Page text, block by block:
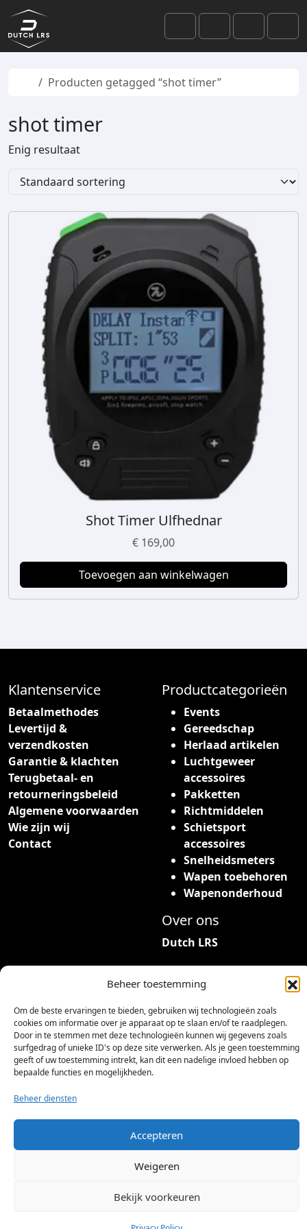
Beheer toestemming
Om de beste ervaringen te bieden, gebruiken wij technologieën zoals
cookies om informatie over je apparaat op te slaan en/of te raadplegen.
Door in te stemmen met deze technologieën kunnen wij gegevens zoals
surfgedrag of unieke ID's op deze site verwerken. Als je geen toestemming
geeft of uw toestemming intrekt, kan dit een nadelige invloed hebben op
bepaalde functies en mogelijkheden.
Beheer diensten
Accepteren
Weigeren
Bekijk voorkeuren
Skip to content
Skip to footer
SearchAccount
Cart
Home
Producten getagged “shot timer”
shot timer
Enig resultaat
Shot Timer Ulfhednar
€ 169,00
Toevoegen aan winkelwagen
Klantenservice
Betaalmethodes
Levertijd &
verzendkosten
Garantie & klachten
Terugbetaal- en
retourneringsbeleid
Algemene voorwaarden
Wie zijn wij
Contact
Productcategorieën
Events
Gereedschap
Herlaad artikelen
Luchtgeweer
accessoires
Pakketten
Richtmiddelen
Schietsport
accessoires
Snelheidsmeters
Wapen toebehoren
Wapenonderhoud
Over ons
Dutch LRS
Adres: Hambeukerboord
35
(geen bezoekadres)
info@dutchlrs.nl
+31 45 2123953
2026 Dutch LRS